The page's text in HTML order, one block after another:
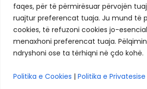
faqes, për të përmirësuar përvojën
ruajtur preferencat tuaja. Ju mund të
cookies, të refuzoni cookies jo-
menaxhoni preferencat tuaja.
ndryshoni ose ta tërhiqni në çdo kohë.
Politika e Cookies | Politika e Privatesise
KCSF © 2026
Politikat e Privatësisë